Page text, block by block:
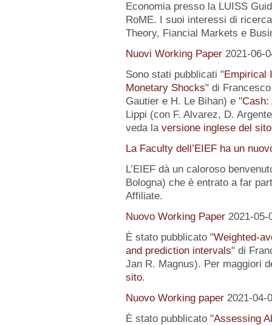
Economia presso la LUISS
RoME. I suoi interessi di
Theory, Fiancial Markets e
Nuovi Working Paper 2021-06-
Sono stati pubblicati "Empirical
Monetary Shocks" di
Gautier e H. Le Bihan) e "Cash:
Lippi (con F. Alvarez, D.
veda la versione inglese del sito
La Faculty dell’EIEF ha un
L’EIEF dà un caloroso
Bologna) che è entrato a far
Affiliate.
Nuovo Working Paper 2021-05-
È stato pubblicato "Weighted-
and prediction intervals" di
Jan R. Magnus). Per maggiori
sito.
Nuovo Working paper 2021-04-
È stato pubblicato "Assessing